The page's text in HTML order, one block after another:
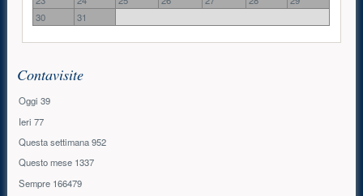
30
31
Contavisite
Oggi39
Ieri77
Questa settimana952
Questo mese 1337
Sempre 166479